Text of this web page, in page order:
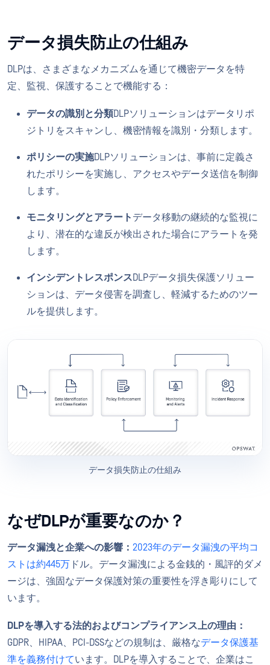
データ損失防止の仕組み
DLPは、さまざまなメカニズムを通じて機密データを特
定、監視、保護することで機能する：
データの識別と分類DLPソリューションはデータリポ
ジトリをスキャンし、機密情報を識別・分類します。
ポリシーの実施DLPソリューションは、事前に定義さ
れたポリシーを実施し、アクセスやデータ送信を制御
します。
モニタリングとアラート データ移動の継続的な監視に
より、潜在的な違反が検出された場合にアラートを発
します。
インシデントレスポンスDLPデータ損失保護ソリュー
ションは、データ侵害を調査し、軽減するためのツー
ルを提供します。
データ損失防止の仕組み
なぜDLPが重要なのか？
データ漏洩と企業への影響： 2023年のデータ漏洩の平均コ
ストは約445万 ドル。データ漏洩による金銭的・風評的ダメ
ージは、強固なデータ保護対策の重要性を浮き彫りにして
います。
DLPを導入する法的およびコンプライアンス上の理由：
GDPR、HIPAA、PCI-DSSなどの規制は、厳格なデータ保護基
準を義務付けています。DLPを導入することで、企業はこ